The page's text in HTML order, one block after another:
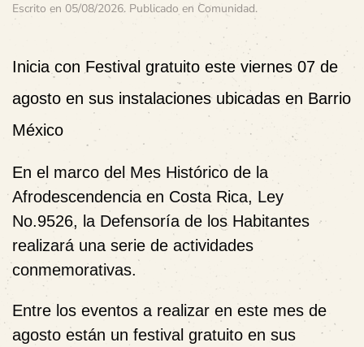
Escrito en 05/08/2026. Publicado en Comunidad.
Inicia con Festival gratuito este viernes 07 de
agosto en sus instalaciones ubicadas en Barrio
México
En el marco del Mes Histórico de la
Afrodescendencia en Costa Rica, Ley
No.9526, la Defensoría de los Habitantes
realizará una serie de actividades
conmemorativas.
Entre los eventos a realizar en este mes de
agosto están un festival gratuito en sus